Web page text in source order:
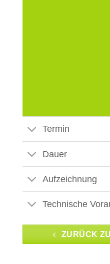
Termin
Dauer
Aufzeichnung
Technische
ZURÜCK